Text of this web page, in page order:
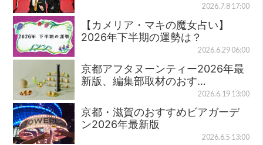
2026.7.8 17:00
【カメリア・マキの魔女占い】
2026年下半期の運勢は？
2026.6.29 06:00
京都アフタヌーンティー2026年最
新版、編集部取材のおす…
2026.6.19 13:00
京都・滋賀のおすすめビアガーデ
ン2026年最新版
2026.6.5 13:00